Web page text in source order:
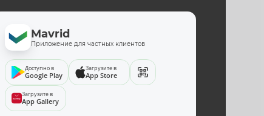
Mavrid
Приложение для частных клиентов
Доступно в
Google Play
Загрузите в
App Store
Загрузите в
App Gallery